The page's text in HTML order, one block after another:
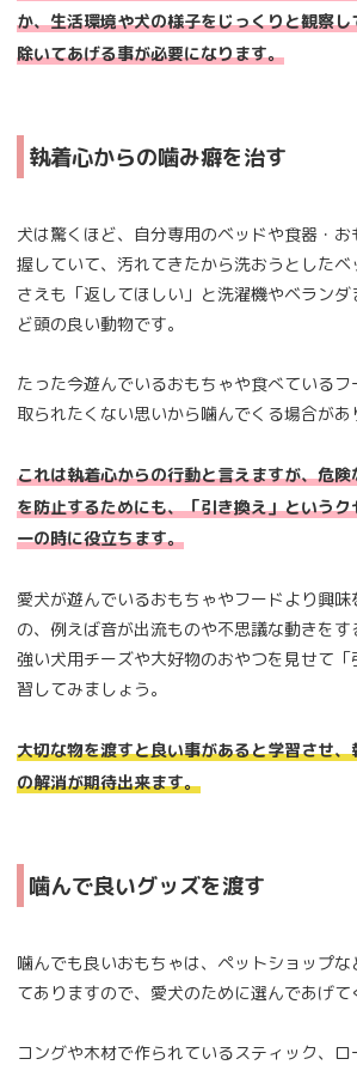
か、生活環境や犬の様子をじっくりと観察
除いてあげる事が必要になります。
執着心からの噛み癖を治す
犬は驚くほど、自分専用のベッドや食器・
握していて、汚れてきたから洗おうとした
さえも「返してほしい」と洗濯機やベラン
ど頭の良い動物です。
たった今遊んでいるおもちゃや食べているフ
取られたくない思いから噛んでくる場合があ
これは執着心からの行動と言えますが、危
を防止するためにも、「引き換え」という
一の時に役立ちます。
愛犬が遊んでいるおもちゃやフードより興味
の、例えば音が出流ものや不思議な動きを
強い犬用チーズや大好物のおやつを見せて
習してみましょう。
大切な物を渡すと良い事があると学習させ
の解消が期待出来ます。
噛んで良いグッズを渡す
噛んでも良いおもちゃは、ペットショップ
てありますので、愛犬のために選んであげて
コングや木材で作られているスティック、